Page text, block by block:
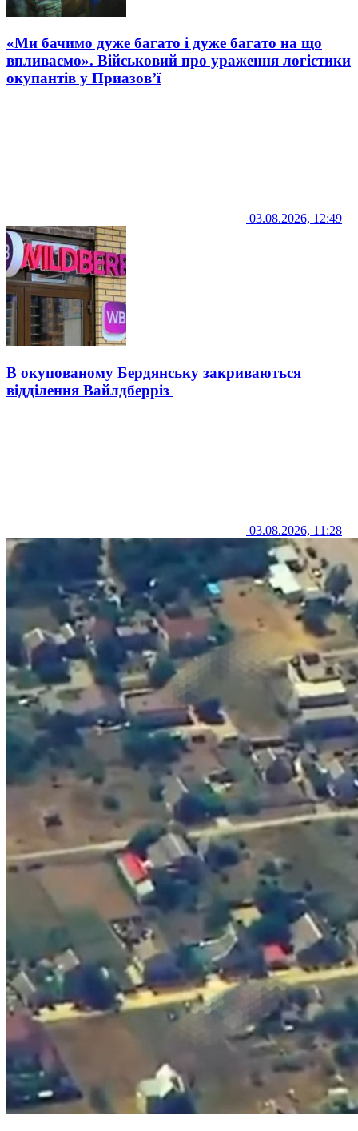
«Ми бачимо дуже багато і дуже багато на що
впливаємо». Військовий про ураження логістики
окупантів у Приазов’ї
03.08.2026, 12:49
В окупованому Бердянську закриваються
відділення Вайлдберріз
03.08.2026, 11:28